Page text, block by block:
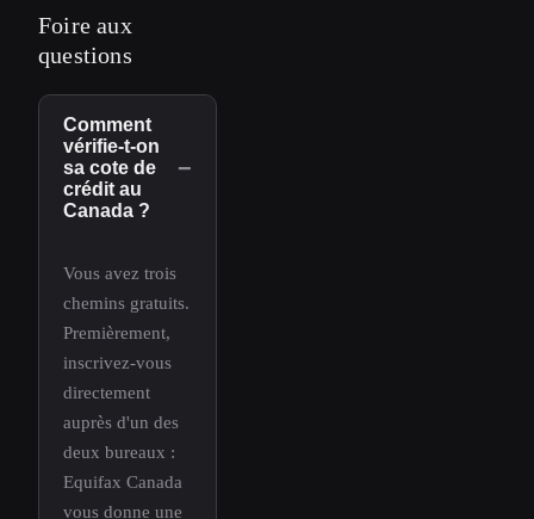
Foire aux
questions
Comment
vérifie-t-on
sa cote de
crédit au
Canada ?
−
Vous avez trois
chemins gratuits.
Premièrement,
inscrivez-vous
directement
auprès d'un des
deux bureaux :
Equifax Canada
vous donne une